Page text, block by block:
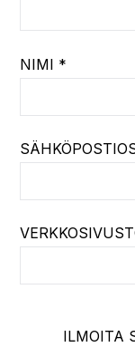
NIMI *
ILMOITA